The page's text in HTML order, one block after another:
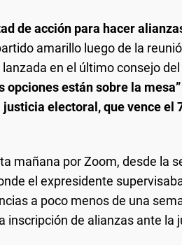
de acción para hacer
amarillo luego de la
en el último consejo
opciones están sobre la
electoral, que vence el
mañana por Zoom, desde la
el expresidente
a poco menos de una
inscripción de alianzas ante la